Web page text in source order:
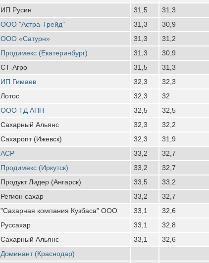
ИП Русин 31,5
31,3
ООО "Астра-Трейд"
31,3
30,9
ООО «Сатурн»
31,3
31,2
Продимекс (Екатеринбург)
31,3
30,9
СТ-Агро
31,5 31,3
ИП Гимаев 32,3
32,3
Лотос
32,3
32
ООО ТД АПН
32,5
32,5
Сахарный Альянс
32,3
32,2
Сахаропт (Ижевск)
32,3 31,9
АСР 33,2
32,7
Продимекс (Иркутск)
33,2
32,7
Продукт Лидер (Ангарск)
33,5
33,2
Регион сахар
33,2 32,7
"Сахарная компания Кузбаса" ООО 33,1
32,6
Руссахар
33,1
32,8
Сахарный Альянс
33,1 32,6
Доминант (Краснодар)